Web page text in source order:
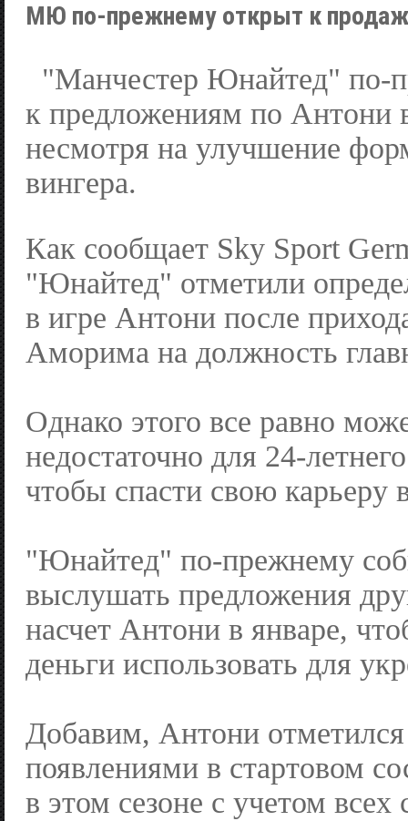
МЮ по-прежнему открыт к
"Манчестер Юнайтед" по-
к предложениям по Антони
несмотря на улучшение
вингера.
Как сообщает Sky Sport
"Юнайтед" отметили
в игре Антони после
Аморима на должность
Однако этого все равно
недостаточно для 24-
чтобы спасти свою
"Юнайтед" по-прежнему
выслушать предложения
насчет Антони в январе,
деньги использовать для
Добавим, Антони
появлениями в стартовом
в этом сезоне с учетом всех